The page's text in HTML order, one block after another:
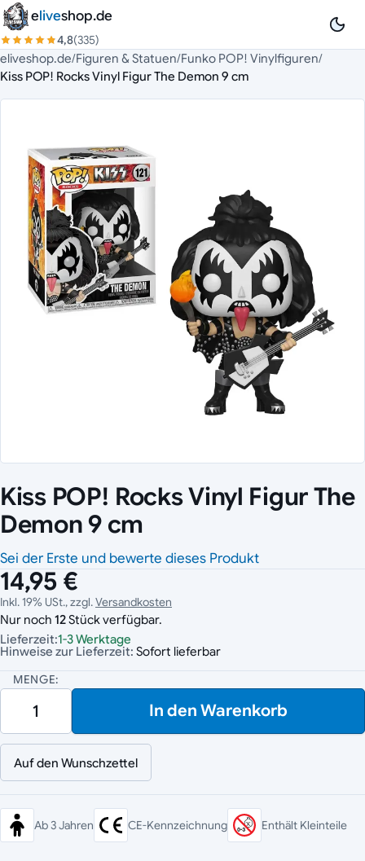
Zum Inhalt springen
eliveshop.de
4,8(335)
eliveshop.de/Figuren & Statuen/Funko POP! Vinylfiguren/
Kiss POP! Rocks Vinyl Figur The Demon 9 cm
Kiss POP! Rocks Vinyl Figur The
Demon 9 cm
Sei der Erste und bewerte dieses Produkt
14,95 €
Inkl. 19% USt., zzgl.Versandkosten
Nur noch 12Stück verfügbar.
Lieferzeit:1-3 Werktage
Hinweise zur Lieferzeit: Sofort lieferbar
MENGE:
In den Warenkorb
Auf den Wunschzettel
Ab 3 Jahren CE-Kennzeichnung Enthält Kleinteile